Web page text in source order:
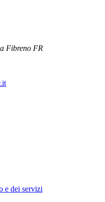
Fibreno FR
e dei servizi